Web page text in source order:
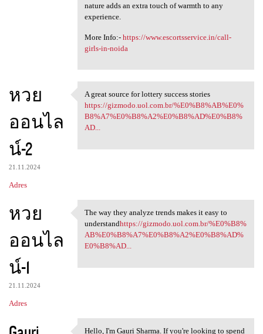
nature adds an extra touch of warmth to any
experience.
More Info:- https://www.escortsservice.in/call-
girls-in-noida
หวย
ออนไล
น์-2
21.11.2024
Adres
A great source for lottery
A great source for lottery success stories
https://gizmodo.uol.com.br/%E0%B8%AB%E0%
B8%A7%E0%B8%A2%E0%B8%AD%E0%B8%
AD...
หวย
ออนไล
น์-1
21.11.2024
Adres
The way they analyze trends
The way they analyze trends makes it easy to
understandhttps://gizmodo.uol.com.br/%E0%B8%
AB%E0%B8%A7%E0%B8%A2%E0%B8%AD%
E0%B8%AD...
Hello, I'm Gauri Sharma. If you're looking to spend